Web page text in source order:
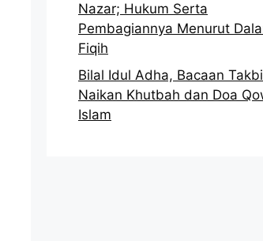
Nazar; Hukum Serta
Pembagiannya Menurut
Fiqih
Bilal Idul Adha, Bacaan
Naikan Khutbah dan Doa
Islam